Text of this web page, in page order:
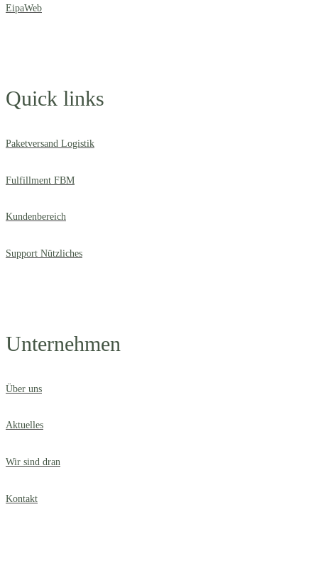
EipaWeb
Quick links
Paketversand Logistik
Fulfillment FBM
Kundenbereich
Support Nützliches
Unternehmen
Über uns
Aktuelles
Wir sind dran
Kontakt